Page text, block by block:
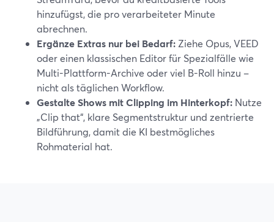
hinzufügst, die pro verarbeiteter Minute
abrechnen.
Ergänze Extras nur bei Bedarf: Ziehe Opus, VEED
oder einen klassischen Editor für Spezialfälle wie
Multi-Plattform-Archive oder viel B-Roll hinzu –
nicht als täglichen Workflow.
Gestalte Shows mit Clipping im Hinterkopf: Nutze
„Clip that“, klare Segmentstruktur und zentrierte
Bildführung, damit die KI bestmögliches
Rohmaterial hat.